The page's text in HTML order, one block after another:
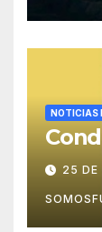
NOTICIAS
25 DE